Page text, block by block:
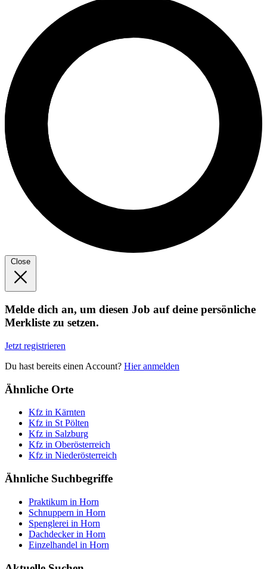
Close
Melde dich an, um diesen Job auf deine persönliche
Merkliste zu setzen.
Jetzt registrieren
Du hast bereits einen Account? Hier anmelden
Ähnliche Orte
Kfz in Kärnten
Kfz in St Pölten
Kfz in Salzburg
Kfz in Oberösterreich
Kfz in Niederösterreich
Ähnliche Suchbegriffe
Praktikum in Horn
Schnuppern in Horn
Spenglerei in Horn
Dachdecker in Horn
Einzelhandel in Horn